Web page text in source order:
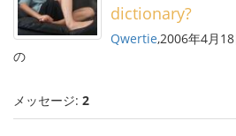
dictionary?
Qwertie,2006年4月18
の
メッセージ: 2